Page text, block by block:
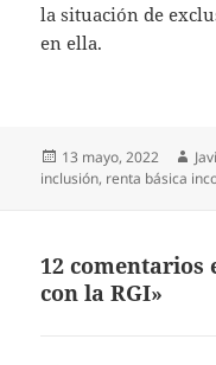
la situación de
en ella.
Publicado
el
13 mayo, 2022
inclusión, renta básica
12 comentarios
con la RGI»